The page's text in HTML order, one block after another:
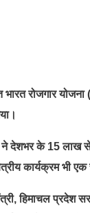
रोजगार
ने देशभर के 15
कार्यक्रम भी
हिमाचल